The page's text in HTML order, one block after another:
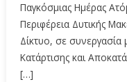
Παγκόσμιας Ημέρας
Περιφέρεια Δυτικής
Δίκτυο, σε συνεργασία
Κατάρτισης και
[…]